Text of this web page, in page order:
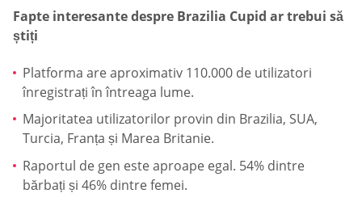
Fapte interesante despre Brazilia Cupid ar trebui să
știți
Platforma are aproximativ 110.000 de utilizatori
înregistrați în întreaga lume.
Majoritatea utilizatorilor provin din Brazilia, SUA,
Turcia, Franța și Marea Britanie.
Raportul de gen este aproape egal. 54% dintre
bărbați și 46% dintre femei.